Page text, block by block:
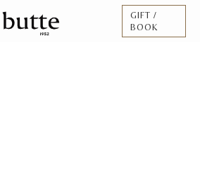
GIFT /
BOOK